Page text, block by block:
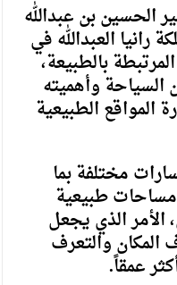
الحسين بن عبدالله
رانيا العبدالله في
بالطبيعة،
السياحة وأهميته
المواقع الطبيعية
مختلفة بما
طبيعية
الأمر الذي يجعل
والتعرف
عمقاً.